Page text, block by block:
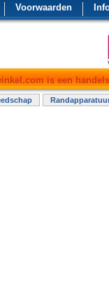
Voorwaarden
is een